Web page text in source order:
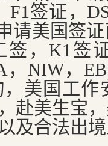
F1签证，
请美国签
签，K1签
NIW，
美国工作
赴美生宝
及合法出